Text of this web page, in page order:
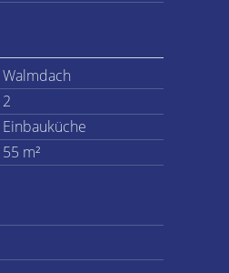
Walmdach
2
Einbauküche
55 m²